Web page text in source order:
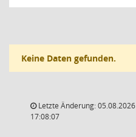
Keine Daten gefunden.
Letzte Änderung: 05.08.2026
17:08:07